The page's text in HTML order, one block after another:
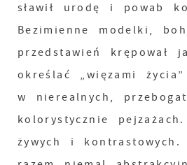
sławił urodę i powab
Bezimienne modelki,
przedstawień krępował
określać „więzami
w nierealnych,
kolorystycznie
żywych i kontrastowych.